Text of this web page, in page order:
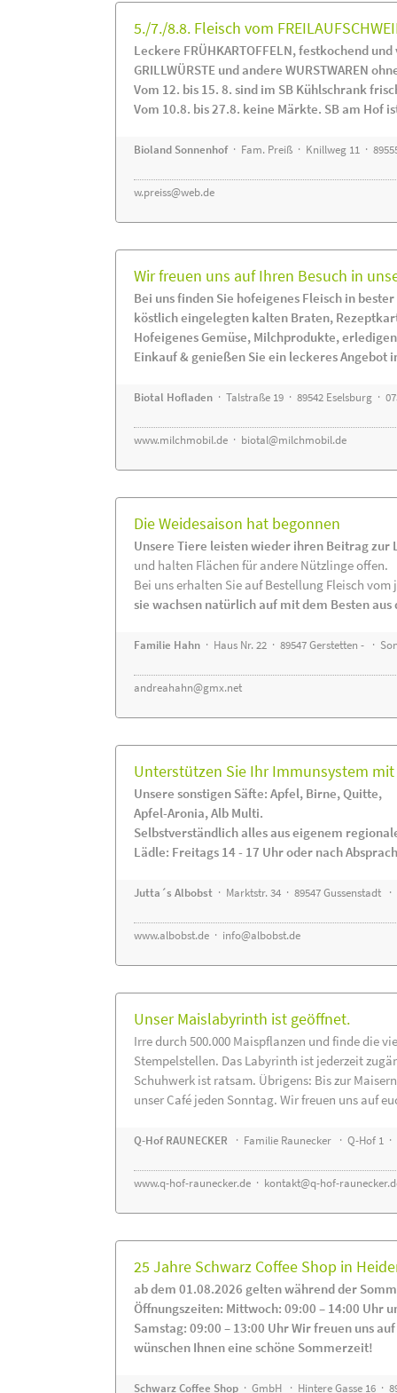
5./7./8.8. Fleisch vom
Leckere FRÜHKARTOFFELN, festkochend
GRILLWÜRSTE und andere WURSTWAREN
Vom 12. bis 15. 8. sind im SB Kühlschrank
Vom 10.8. bis 27.8. keine Märkte. SB am Hof
Bioland Sonnenhof· Fam. Preiß · Knillweg 11 ·
w.preiss@web.de
Wir freuen uns auf Ihren Besuch in
Bei uns finden Sie hofeigenes Fleisch in
köstlich eingelegten kalten Braten,
Hofeigenes Gemüse, Milchprodukte,
Einkauf & genießen Sie ein leckeres Angebot
Biotal Hofladen · Talstraße 19 · 89542 Eselsburg ·
www.milchmobil.de · biotal@milchmobil.de
Die Weidesaison hat begonnen
Unsere Tiere leisten wieder ihren Beitrag zur
und halten Flächen für andere Nützlinge offen.
Bei uns erhalten Sie auf Bestellung Fleisch
sie wachsen natürlich auf mit dem Besten aus
Familie Hahn · Haus Nr. 22 · 89547 Gerstetten - ·
andreahahn@gmx.net
Unterstützen Sie Ihr Immunsystem
Unsere sonstigen Säfte: Apfel, Birne, Quitte,
Apfel-Aronia, Alb Multi.
Selbstverständlich alles aus eigenem
Lädle: Freitags 14 - 17 Uhr oder nach
Jutta´s Albobst · Marktstr. 34 · 89547 Gussenstadt ·
www.albobst.de · info@albobst.de
Unser Maislabyrinth ist geöffnet.
Irre durch 500.000 Maispflanzen und finde die
Stempelstellen. Das Labyrinth ist jederzeit
Schuhwerk ist ratsam. Übrigens: Bis zur
unser Café jeden Sonntag. Wir freuen uns auf
Q-Hof RAUNECKER · Familie Raunecker · Q-Hof 1
www.q-hof-raunecker.de · kontakt@q-hof-
25 Jahre Schwarz Coffee Shop in
ab dem 01.08.2026 gelten während der
Öffnungszeiten: Mittwoch: 09:00 – 14:00 Uhr
Samstag: 09:00 – 13:00 Uhr Wir freuen uns
wünschen Ihnen eine schöne Sommerzeit!
Schwarz Coffee Shop · GmbH · Hintere Gasse 16 ·